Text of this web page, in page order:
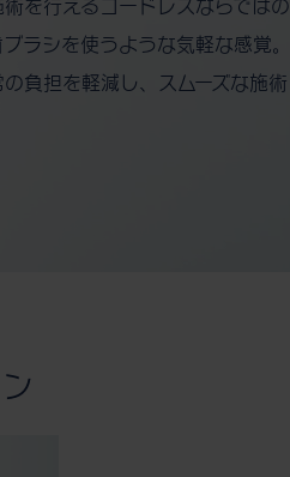
を行えるコードレスならではの
ラシを使うような気軽な感覚。
負担を軽減し、スムーズな施術